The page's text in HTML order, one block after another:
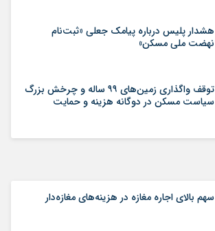
هشدار پلیس درباره پیامک جعلی «ثبت‌نام
نهضت ملی مسکن»
توقف واگذاری زمین‌های ۹۹ ساله و چرخش بزرگ
سیاست مسکن در دوگانه هزینه و حمایت
سهم بالای اجاره‌‌ مغازه در هزینه‌‌های مغازه‌‌دار